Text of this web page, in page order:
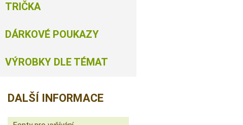
TRIČKA
DÁRKOVÉ POUKAZY
VÝROBKY DLE TÉMAT
DALŠÍ INFORMACE